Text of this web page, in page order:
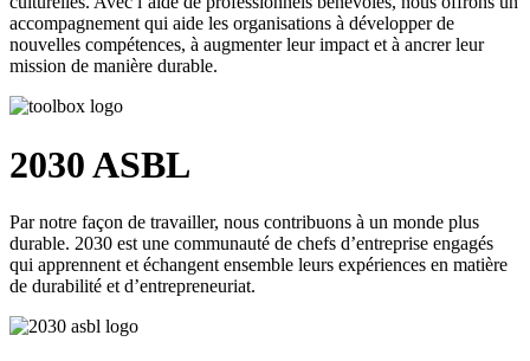
accompagnement qui aide les organisations à développer de
nouvelles compétences, à augmenter leur impact et à ancrer leur
mission de manière durable.
2030 ASBL
Par notre façon de travailler, nous contribuons à un monde plus
durable. 2030 est une communauté de chefs d’entreprise engagés
qui apprennent et échangent ensemble leurs expériences en matière
de durabilité et d’entrepreneuriat.